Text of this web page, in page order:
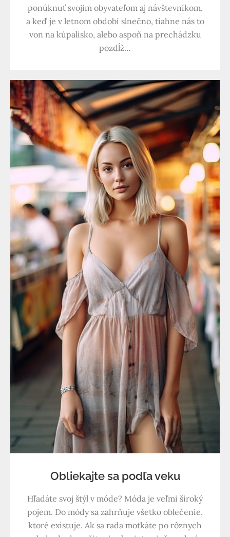
ponúknuť svojim obyvateľom aj návštevníkom,
a keď je v letnom období slnečno, tiahne nás to
von na kúpalisko, alebo aspoň na prechádzku
pozdĺž…
Obliekajte sa podľa veku
Hľadáte svoj štýl v móde? Móda je veľmi široký
pojem. Do módy sa zahrňuje všetko oblečenie,
ktoré existuje. Ak sa rada motkáte po rôznych